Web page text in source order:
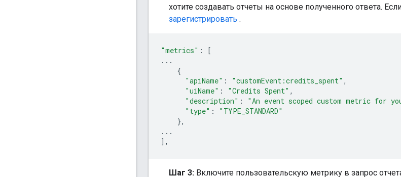
хотите создавать отчеты на основе полученного ответа.
зарегистрировать .
"metrics" :
[
...
{
"apiName" : "customEvent:credits_spent" ,
"uiName" : "Credits Spent" ,
"description" : "An event scoped custom metric for
"type" :
"TYPE_STANDARD"
},
...
],
Шаг 3: Включите пользовательскую метрику в запрос